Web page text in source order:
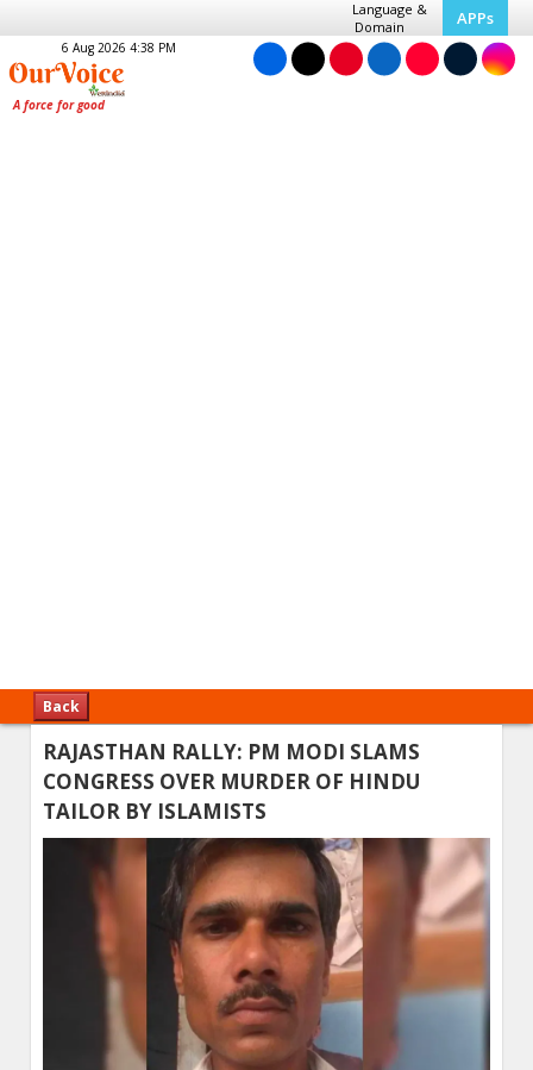
Language &
Domain
APPs
6 Aug 2026 4:38 PM
Back
RAJASTHAN RALLY: PM MODI SLAMS
CONGRESS OVER MURDER OF HINDU
TAILOR BY ISLAMISTS